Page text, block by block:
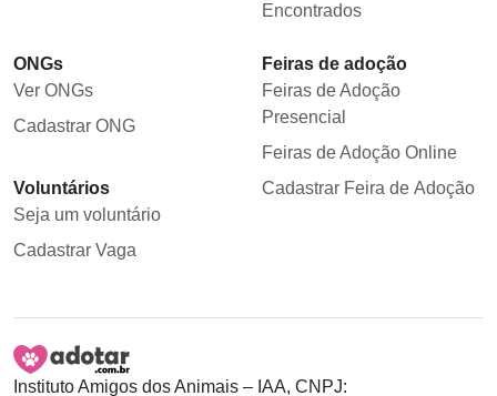
Encontrados
ONGs
Ver ONGs
Cadastrar ONG
Voluntários
Seja um voluntário
Cadastrar Vaga
Feiras de adoção
Feiras de Adoção
Presencial
Feiras de Adoção Online
Cadastrar Feira de Adoção
Instituto Amigos dos Animais – IAA, CNPJ: